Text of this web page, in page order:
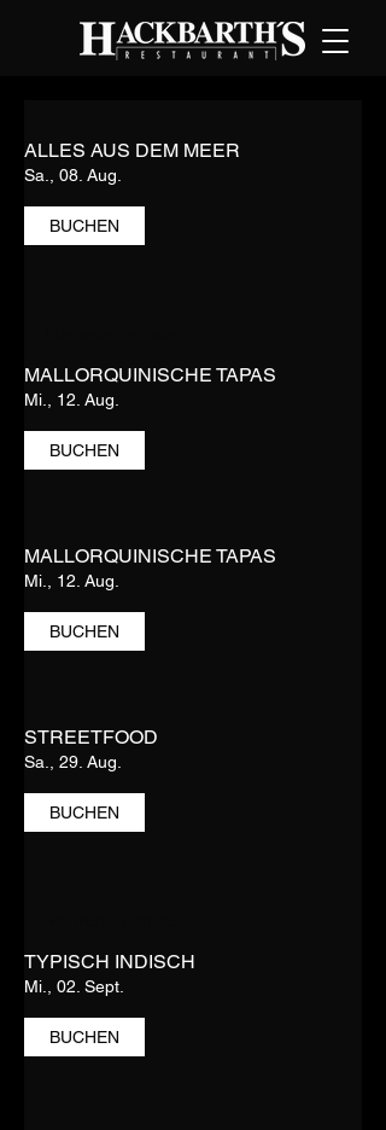
ALLES AUS DEM MEER
Sa., 08. Aug.
BUCHEN
MALLORQUINISCHE TAPAS
Mi., 12. Aug.
BUCHEN
MALLORQUINISCHE TAPAS
Mi., 12. Aug.
BUCHEN
STREETFOOD
Sa., 29. Aug.
BUCHEN
TYPISCH INDISCH
Mi., 02. Sept.
BUCHEN